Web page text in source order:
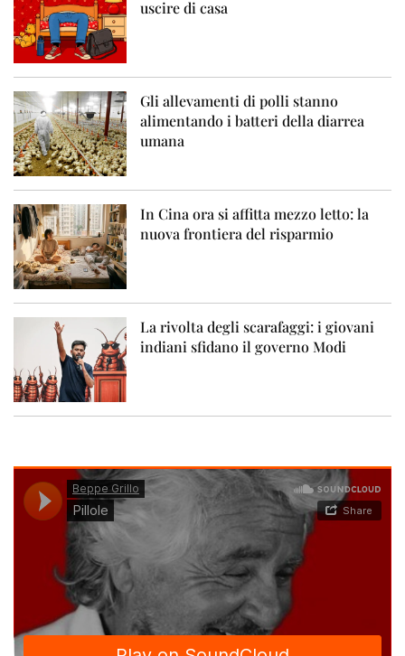
uscire di casa
Gli allevamenti di polli stanno
alimentando i batteri della diarrea
umana
In Cina ora si affitta mezzo letto: la
nuova frontiera del risparmio
La rivolta degli scarafaggi: i giovani
indiani sfidano il governo Modi